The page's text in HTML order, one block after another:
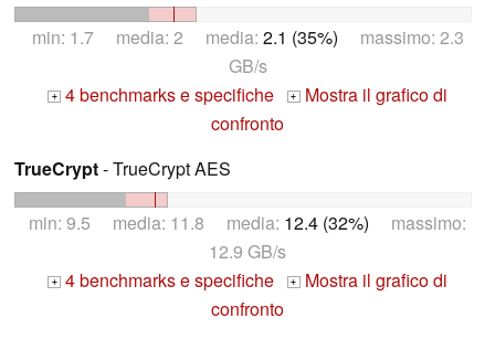
min: 1.7 media: 2 media: 2.1 (35%) massimo: 2.3
GB/s
+ 4 benchmarks e specifiche + Mostra il grafico di
confronto
TrueCrypt- TrueCrypt AES
min: 9.5 media: 11.8 media: 12.4 (32%) massimo:
12.9 GB/s
+ 4 benchmarks e specifiche + Mostra il grafico di
confronto